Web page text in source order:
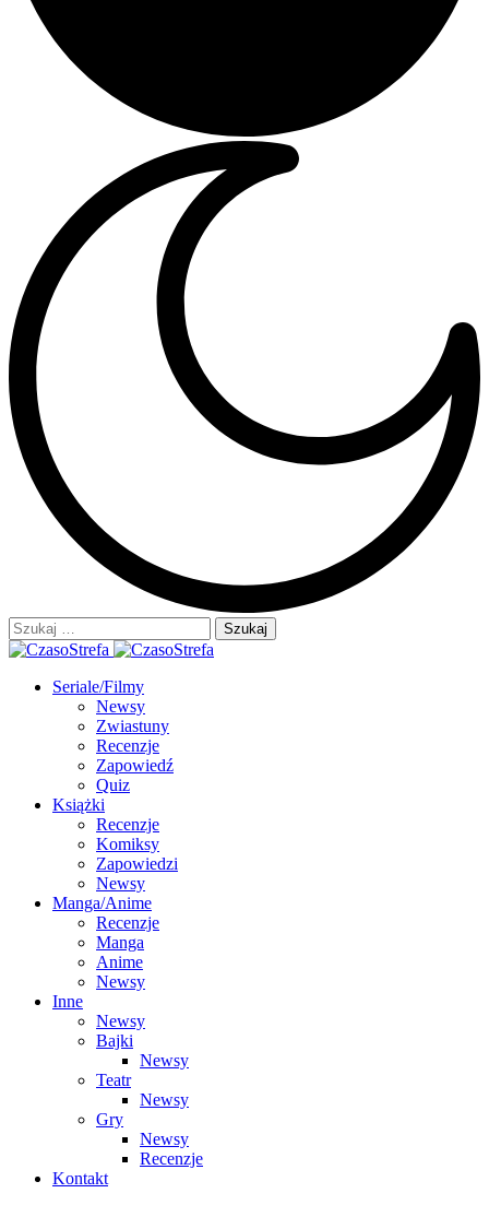
Szukaj:
Seriale/Filmy
Newsy
Zwiastuny
Recenzje
Zapowiedź
Quiz
Książki
Recenzje
Komiksy
Zapowiedzi
Newsy
Manga/Anime
Recenzje
Manga
Anime
Newsy
Inne
Newsy
Bajki
Newsy
Teatr
Newsy
Gry
Newsy
Recenzje
Kontakt